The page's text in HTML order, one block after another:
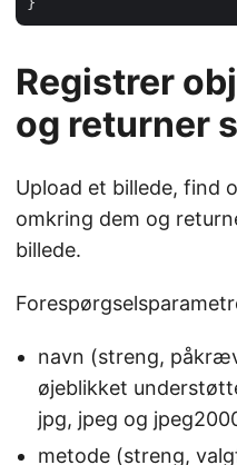
Registrer
og returner
Upload et billede, find
omkring dem og
billede.
navn (streng,
øjeblikket
jpg, jpeg og
metode (streng,